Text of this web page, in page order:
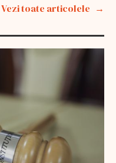
Vezi toate articolele